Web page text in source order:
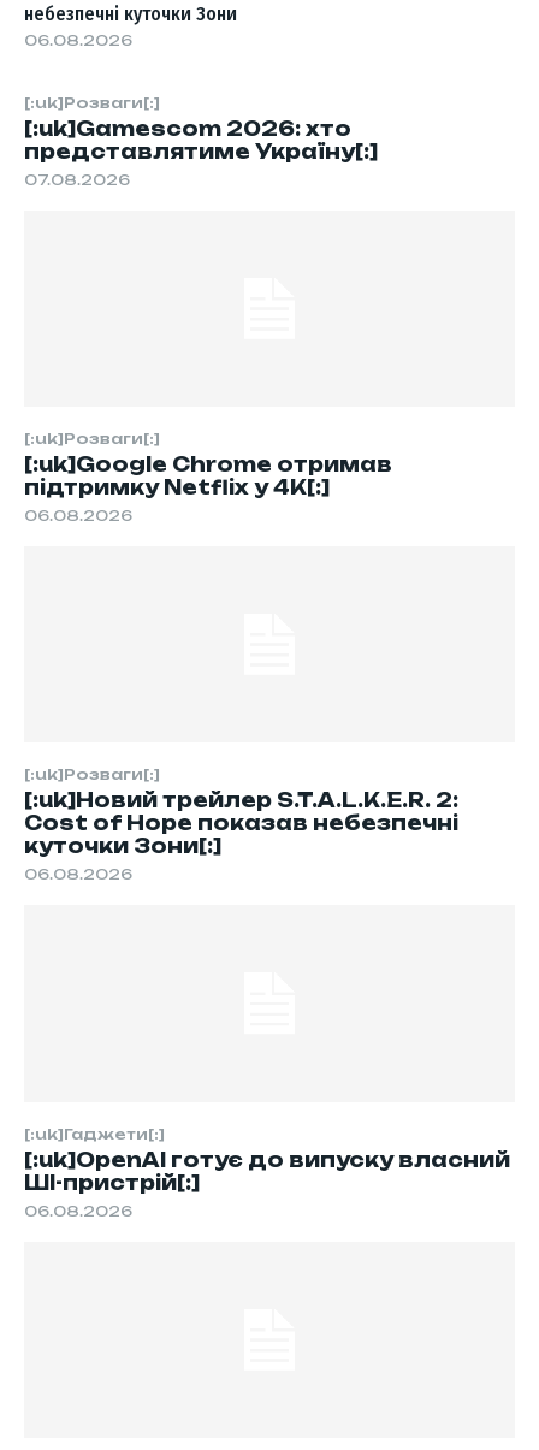
[:uk]Розваги[:]
[:uk]Gamescom 2026: хто
представлятиме Україну[:]
07.08.2026
[:uk]Розваги[:]
[:uk]Google Chrome отримав
підтримку Netflix у 4K[:]
06.08.2026
[:uk]Розваги[:]
[:uk]Новий трейлер S.T.A.L.K.E.R. 2:
Cost of Hope показав небезпечні
куточки Зони[:]
06.08.2026
[:uk]Гаджети[:]
[:uk]OpenAI готує до випуску власний
ШІ-пристрій[:]
06.08.2026
небезпечні куточки Зони
06.08.2026